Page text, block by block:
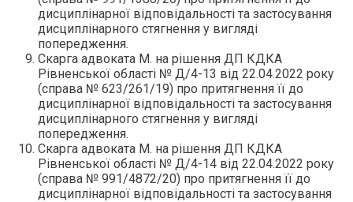
дисциплінарної відповідальності та застосування
дисциплінарного стягнення у вигляді
попередження.
Скарга адвоката М. на рішення ДП КДКА
Рівненської області № Д/4-13 від 22.04.2022 року
(справа № 623/261/19) про притягнення її до
дисциплінарної відповідальності та застосування
дисциплінарного стягнення у вигляді
попередження.
Скарга адвоката М. на рішення ДП КДКА
Рівненської області № Д/4-14 від 22.04.2022 року
(справа № 991/4872/20) про притягнення її до
дисциплінарної відповідальності та застосування